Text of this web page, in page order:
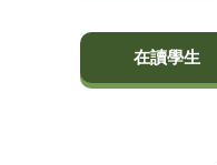
在讀學生